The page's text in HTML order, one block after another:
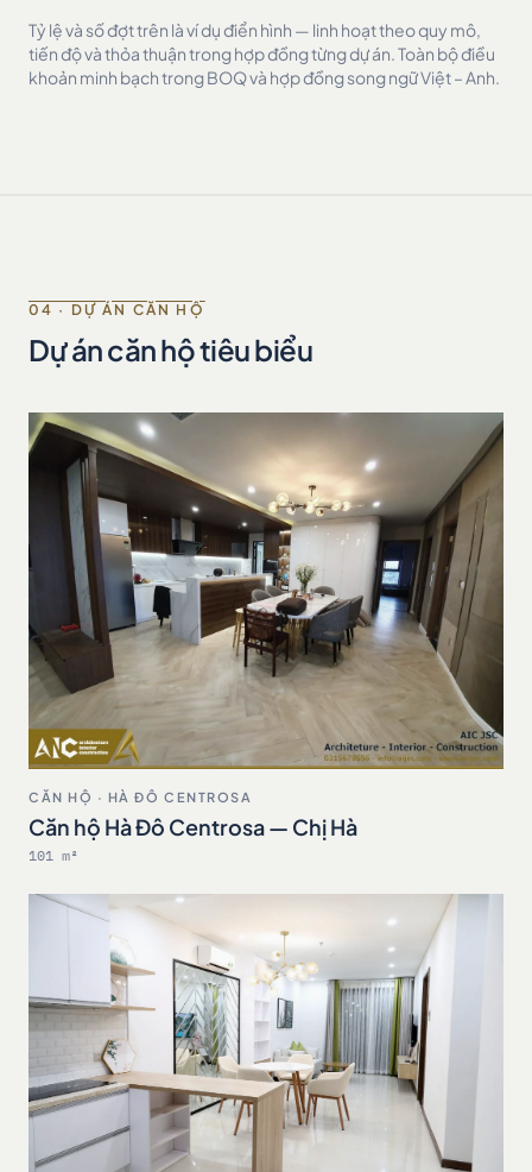
Tỷ lệ và số đợt trên là ví dụ điển hình — linh hoạt theo quy mô,
tiến độ và thỏa thuận trong hợp đồng từng dự án. Toàn bộ điều
khoản minh bạch trong BOQ và hợp đồng song ngữ Việt – Anh.
04 · DỰ ÁN CĂN HỘ
Dự án căn hộ tiêu biểu
CĂN HỘ · HÀ ĐÔ CENTROSA
Căn hộ Hà Đô Centrosa — Chị Hà
101 m²